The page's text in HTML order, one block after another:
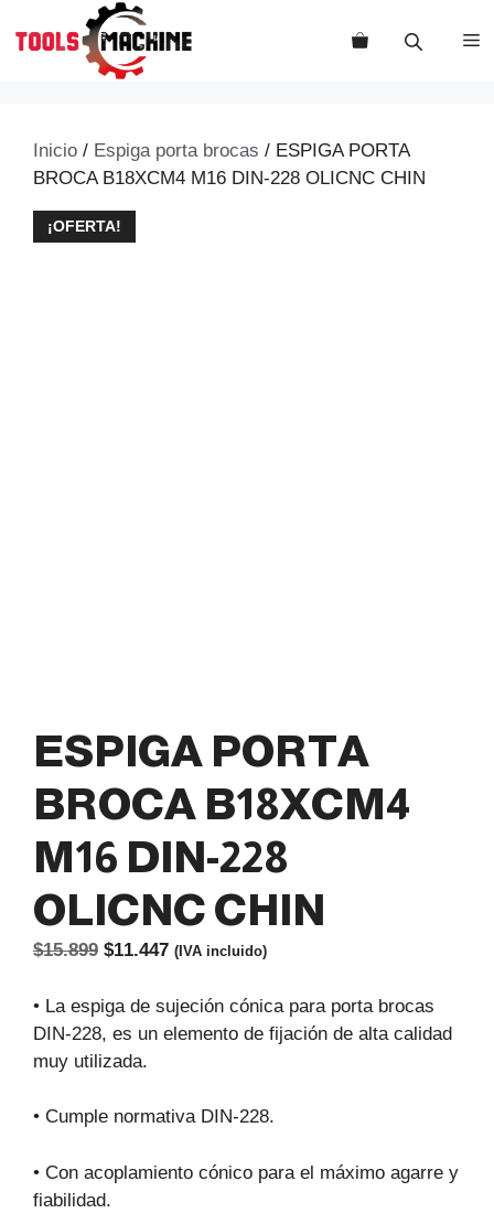
Inicio / Espiga porta brocas / ESPIGA PORTA
BROCA B18XCM4 M16 DIN-228 OLICNC CHIN
¡OFERTA!
ESPIGA PORTA
BROCA B18XCM4
M16 DIN-228
OLICNC CHIN
$15.899 El
original
era:
$15.899.
$11.447El
actual
es:
(IVA incluido)
• La espiga de sujeción cónica para porta brocas
DIN-228, es un elemento de fijación de alta calidad
muy utilizada.
• Cumple normativa DIN-228.
• Con acoplamiento cónico para el máximo agarre y
fiabilidad.